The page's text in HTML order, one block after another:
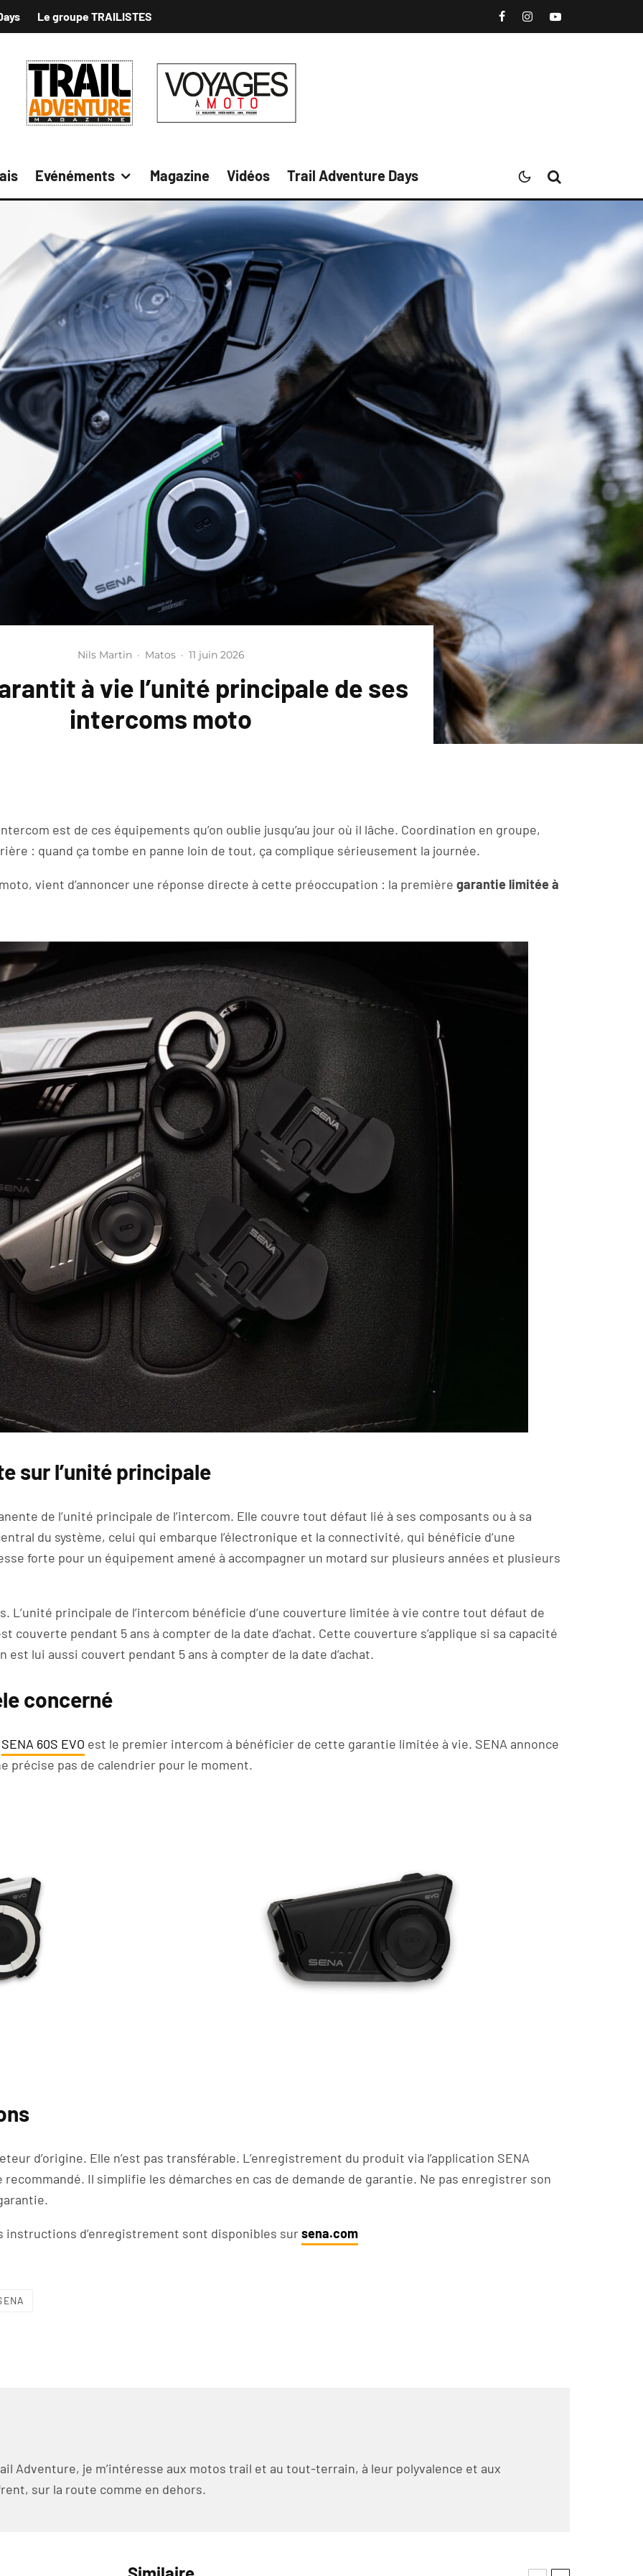
Le groupe TRAILISTES
Evénéments Magazine Vidéos Trail Adventure Days
Nils Martin · Matos · 11 juin 2026
à vie l’unité principale de ses
intercoms moto
est de ces équipements qu’on oublie jusqu’au jour où il lâche. Coordination en groupe,
: quand ça tombe en panne loin de tout, ça complique sérieusement la journée.
vient d’annoncer une réponse directe à cette préoccupation : la première garantie limitée à
sur l’unité principale
de l’unité principale de l’intercom. Elle couvre tout défaut lié à ses composants ou à sa
du système, celui qui embarque l’électronique et la connectivité, qui bénéficie d’une
forte pour un équipement amené à accompagner un motard sur plusieurs années et plusieurs
L’unité principale de l’intercom bénéficie d’une couverture limitée à vie contre tout défaut de
couverte pendant 5 ans à compter de la date d’achat. Cette couverture s’applique si sa capacité
lui aussi couvert pendant 5 ans à compter de la date d’achat.
concerné
SENA 60S EVO est le premier intercom à bénéficier de cette garantie limitée à vie. SENA annonce
précise pas de calendrier pour le moment.
d’origine. Elle n’est pas transférable. L’enregistrement du produit via l’application SENA
Il simplifie les démarches en cas de demande de garantie. Ne pas enregistrer son
instructions d’enregistrement sont disponibles sursena.com
Adventure, je m’intéresse aux motos trail et au tout-terrain, à leur polyvalence et aux
sur la route comme en dehors.